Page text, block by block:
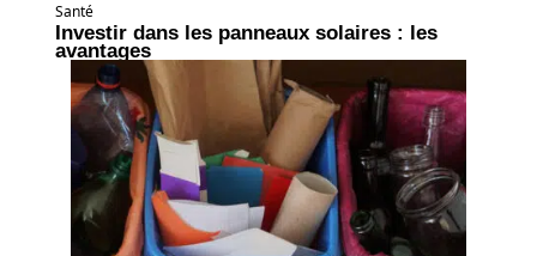
Santé
Investir dans les panneaux solaires : les
avantages